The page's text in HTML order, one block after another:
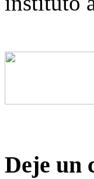
Deje un